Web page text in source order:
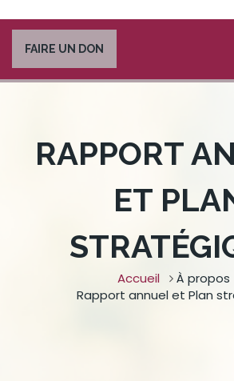
FAIRE UN DON
RAPPORT
ET
Accueil
À propos
Rapport annuel et Plan